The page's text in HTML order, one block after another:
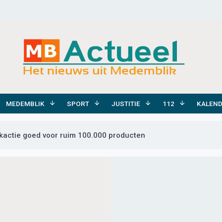
MEDEMBLIK SPORT JUSTITIE 112
goed voor ruim 100.000 producten